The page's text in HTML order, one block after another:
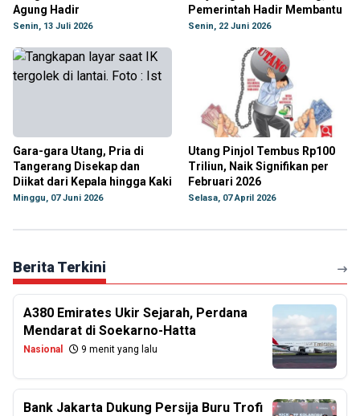
Agung Hadir
Senin, 13 Juli 2026
Pemerintah Hadir Membantu
Senin, 22 Juni 2026
Gara-gara Utang, Pria di
Tangerang Disekap dan
Diikat dari Kepala hingga Kaki
Minggu, 07 Juni 2026
Utang Pinjol Tembus Rp100
Triliun, Naik Signifikan per
Februari 2026
Selasa, 07 April 2026
Berita Terkini
A380 Emirates Ukir Sejarah, Perdana
Mendarat di Soekarno-Hatta
Nasional 9 menit yang lalu
Bank Jakarta Dukung Persija Buru Trofi